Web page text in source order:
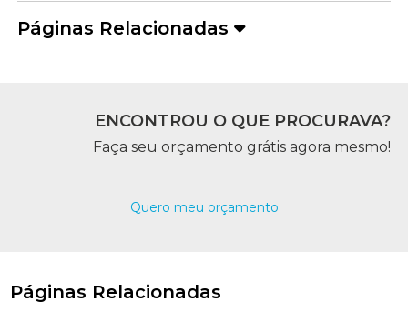
Páginas Relacionadas
ENCONTROU O QUE PROCURAVA?
Faça seu orçamento grátis agora mesmo!
Quero meu orçamento
Páginas Relacionadas